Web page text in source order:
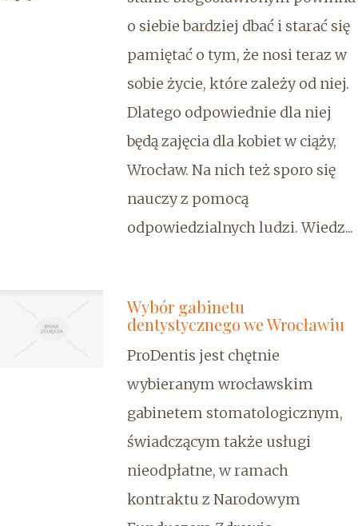
o siebie bardziej dbać i starać się
pamiętać o tym, że nosi teraz w
sobie życie, które zależy od niej.
Dlatego odpowiednie dla niej
będą zajęcia dla kobiet w ciąży,
Wrocław. Na nich też sporo się
nauczy z pomocą
odpowiedzialnych ludzi. Wiedz...
Wybór gabinetu
dentystycznego we Wrocławiu
ProDentis jest chętnie
wybieranym wrocławskim
gabinetem stomatologicznym,
świadczącym także usługi
nieodpłatne, w ramach
kontraktu z Narodowym